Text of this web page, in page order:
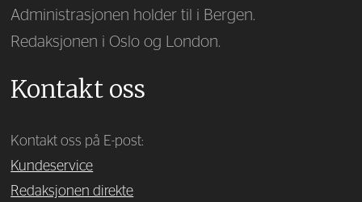
Administrasjonen holder til i Bergen.
Redaksjonen i Oslo og London.
Kontakt oss
Kontakt oss på E-post:
Kundeservice
Redaksjonen direkte